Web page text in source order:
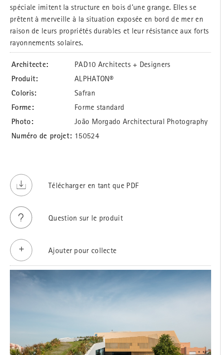
spéciale imitent la structure en bois d’une grange. Elles se
prêtent à merveille à la situation exposée en bord de mer en
raison de leurs propriétés durables et leur résistance aux forts
rayonnements solaires.
Architecte: PAD10 Architects + Designers
Produit: ALPHATON®
Coloris: Safran
Forme: Forme standard
Photo: João Morgado Architectural Photography
Numéro de projet: 150524
Télécharger en tant que PDF
Question sur le produit
Ajouter pour collecte